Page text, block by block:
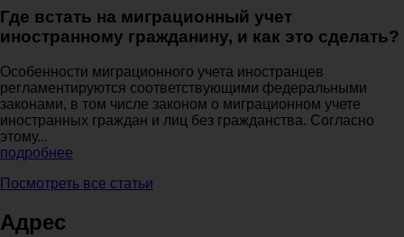
Где встать на миграционный учет
иностранному гражданину, и как это сделать?
Особенности миграционного учета иностранцев
регламентируются соответствующими федеральными
законами, в том числе законом о миграционном учете
иностранных граждан и лиц без гражданства. Согласно
этому...
подробнее
Посмотреть все статьи
Адрес